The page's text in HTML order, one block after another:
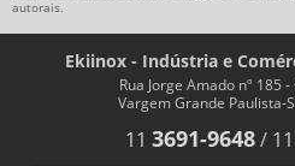
autorais.
Ekiinox - Indústria e
Rua Jorge Amado nº 185
Vargem Grande Paulista-
11 3691-9648/ 11